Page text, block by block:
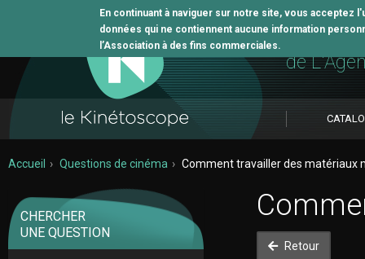
En continuant à naviguer sur notre site, vous
données qui ne contiennent aucune information
l’Association à des fins commerciales. L'outil
de
Accueil Questions de cinéma Comment travailler des matériaux
CHERCHER
UNE QUESTION
Retour